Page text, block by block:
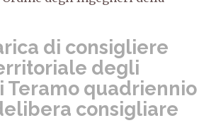
di consigliere
degli
quadriennio
consigliare